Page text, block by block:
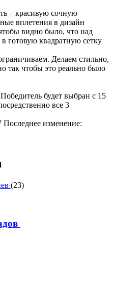
– красивую сочную
вплетения в дизайн
видно было, что над
готовую квадратную сетку
Делаем стильно,
так чтобы это реально было
будет выбран с 15
все 3
изменение:
(23)